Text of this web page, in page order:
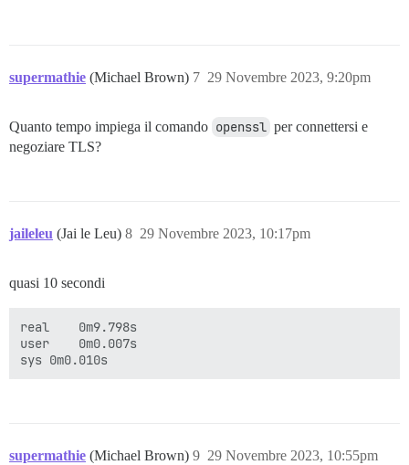
supermathie (Michael Brown) 29 Novembre 2023, 9:20pm
7
Quanto tempo impiega il comando openssl per connettersi e
negoziare TLS?
jaileleu (Jai le Leu) 29 Novembre 2023, 10:17pm
8
quasi 10 secondi
real	0m9.798s
user	0m0.007s
supermathie (Michael Brown) 29 Novembre 2023, 10:55pm
9